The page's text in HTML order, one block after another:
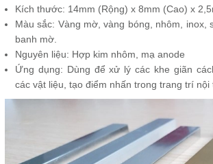
Kích thước: 14mm (Rộng) x 8mm (Cao) x
Màu sắc: Vàng mờ, vàng bóng, nhôm, inox,
banh mờ.
Nguyên liệu: Hợp kim nhôm, mạ anode
Ứng dụng: Dùng để xử lý các khe giãn
các vật liệu, tạo điểm nhấn trong trang trí nội